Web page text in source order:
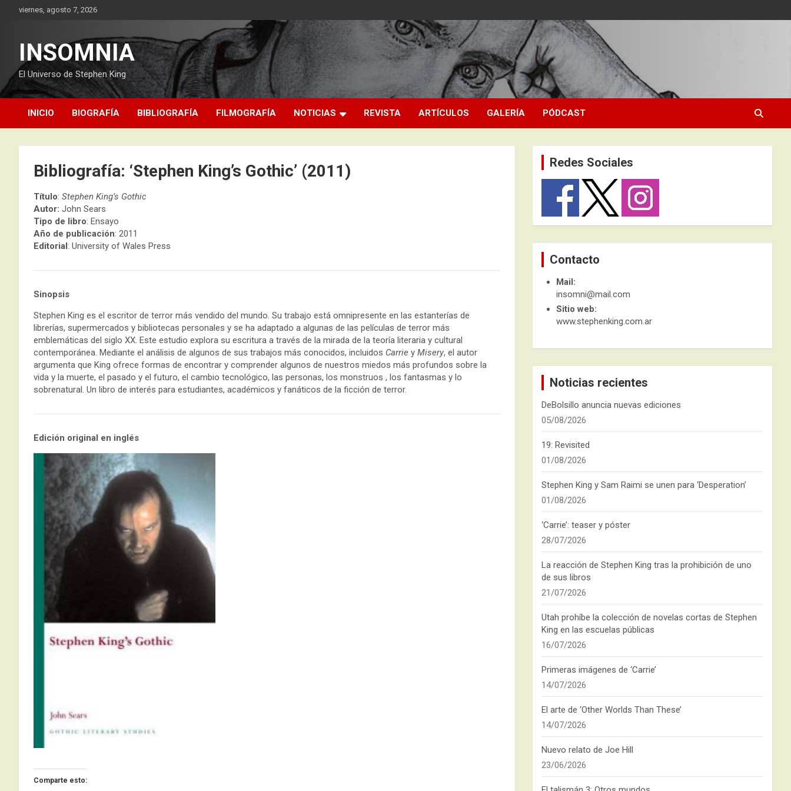
viernes, agosto 7, 2026
INSOMNIA
El Universo de Stephen King
INICIO BIOGRAFÍA BIBLIOGRAFÍA FILMOGRAFÍA NOTICIAS REVISTA ARTÍCULOS GALERÍA PÓDCAST
Bibliografía: ‘Stephen King’s Gothic’ (2011)
Título: Stephen King’s Gothic
Autor: John Sears
Tipo de libro: Ensayo
Año de publicación: 2011
Editorial: University of Wales Press
Sinopsis
Stephen King es el escritor de terror más vendido del mundo. Su trabajo está omnipresente en las estanterías de
librerías, supermercados y bibliotecas personales y se ha adaptado a algunas de las películas de terror más
emblemáticas del siglo XX. Este estudio explora su escritura a través de la mirada de la teoría literaria y cultural
contemporánea. Mediante el análisis de algunos de sus trabajos más conocidos, incluidos Carrie y Misery, el autor
argumenta que King ofrece formas de encontrar y comprender algunos de nuestros miedos más profundos sobre la
vida y la muerte, el pasado y el futuro, el cambio tecnológico, las personas, los monstruos , los fantasmas y lo
sobrenatural. Un libro de interés para estudiantes, académicos y fanáticos de la ficción de terror.
Edición original en inglés
Comparte esto:
Redes Sociales
Contacto
Mail:
insomni@mail.com
Sitio web:
www.stephenking.com.ar
Noticias recientes
DeBolsillo anuncia nuevas ediciones
05/08/2026
19: Revisited
01/08/2026
Stephen King y Sam Raimi se unen para ‘Desperation’
01/08/2026
‘Carrie’: teaser y póster
28/07/2026
La reacción de Stephen King tras la prohibición de uno
de sus libros
21/07/2026
Utah prohíbe la colección de novelas cortas de Stephen
King en las escuelas públicas
16/07/2026
Primeras imágenes de ‘Carrie’
14/07/2026
El arte de ‘Other Worlds Than These’
14/07/2026
Nuevo relato de Joe Hill
23/06/2026